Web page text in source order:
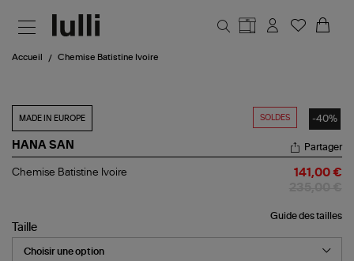
Accueil Chemise Batistine Ivoire
SOLDES -40%
MADE IN EUROPE
HANA SAN
Chemise
Partager
Chemise Batistine Ivoire 141,00 €
Guide des tailles
Taille